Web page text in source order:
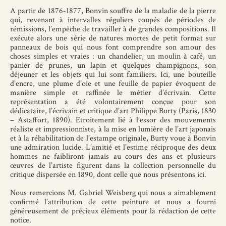
A partir de 1876-1877, Bonvin souffre de la maladie de la pierre
qui, revenant à intervalles réguliers coupés de périodes de
rémissions, l’empêche de travailler à de grandes compositions. Il
exécute alors une série de natures mortes de petit format sur
panneaux de bois qui nous font comprendre son amour des
choses simples et vraies : un chandelier, un moulin à café, un
panier de prunes, un lapin et quelques champignons, son
déjeuner et les objets qui lui sont familiers. Ici, une bouteille
d’encre, une plume d’oie et une feuille de papier évoquent de
manière simple et raffinée le métier d’écrivain. Cette
représentation a été volontairement conçue pour son
dédicataire, l’écrivain et critique d’art Philippe Burty (Paris, 1830
– Astaffort, 1890). Etroitement lié à l’essor des mouvements
réaliste et impressionniste, à la mise en lumière de l’art japonais
et à la réhabilitation de l’estampe originale, Burty voue à Bonvin
une admiration lucide. L’amitié et l’estime réciproque des deux
hommes ne faibliront jamais au cours des ans et plusieurs
œuvres de l’artiste figurent dans la collection personnelle du
critique dispersée en 1890, dont celle que nous présentons ici.
Nous remercions M. Gabriel Weisberg qui nous a aimablement
confirmé l’attribution de cette peinture et nous a fourni
généreusement de précieux éléments pour la rédaction de cette
notice.